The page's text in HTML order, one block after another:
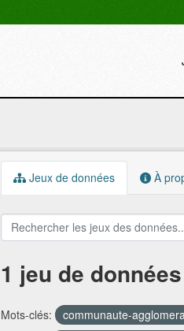
Jeux de données À
1 jeu de
Mots-clés: communaute-